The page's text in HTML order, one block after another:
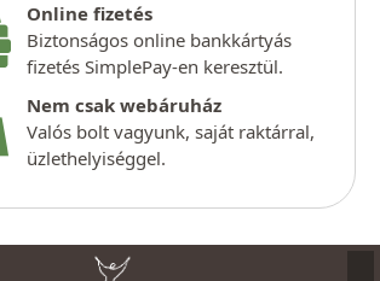
Online fizetés
Biztonságos online bankkártyás
fizetés SimplePay-en keresztül.
Nem csak webáruház
Valós bolt vagyunk, saját raktárral,
üzlethelyiséggel.